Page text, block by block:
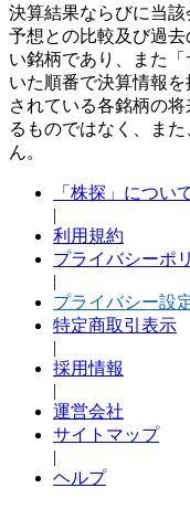
決算結果ならびに当
予想との比較及び過
い銘柄であり、また
いた順番で決算情報
されている各銘柄の
るものではなく、ま
ん。
「株探」につい
|
利用規約
プライバシーポ
|
プライバシー設
特定商取引表示
|
採用情報
|
運営会社
サイトマップ
|
ヘルプ